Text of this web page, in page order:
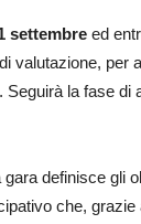
settembre ed
valutazione, per
la fase di
definisce gli
che, grazie